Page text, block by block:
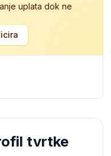
uplata dok ne
tvrtke